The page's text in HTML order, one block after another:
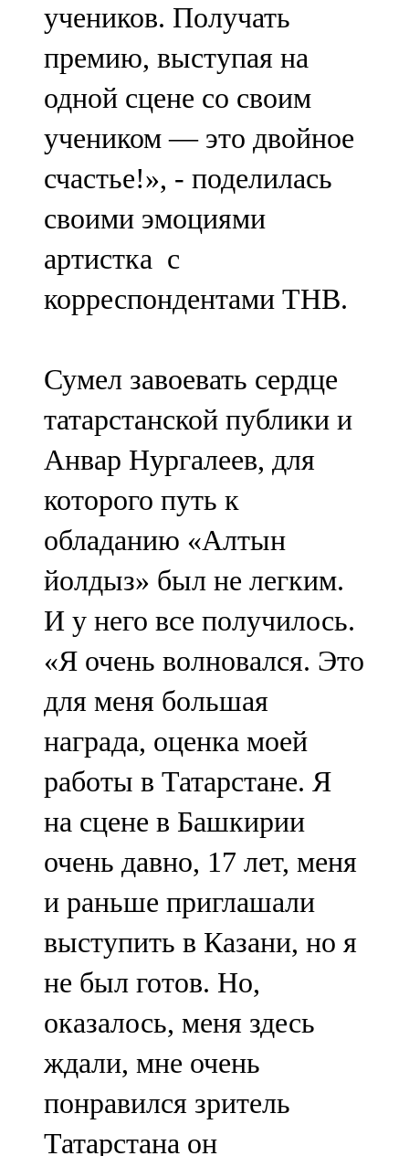
учеников. Получать
премию, выступая на
одной сцене со своим
учеником — это двойное
счастье!», - поделилась
своими эмоциями
артистка с
корреспондентами ТНВ.
Сумел завоевать сердце
татарстанской публики и
Анвар Нургалеев, для
которого путь к
обладанию «Алтын
йолдыз» был не легким.
И у него все получилось.
«Я очень волновался. Это
для меня большая
награда, оценка моей
работы в Татарстане. Я
на сцене в Башкирии
очень давно, 17 лет, меня
и раньше приглашали
выступить в Казани, но я
не был готов. Но,
оказалось, меня здесь
ждали, мне очень
понравился зритель
Татарстана он